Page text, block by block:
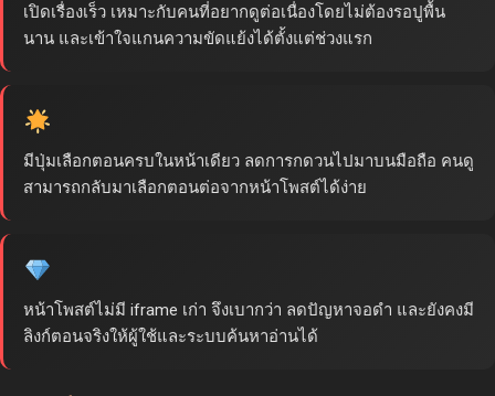
เปิดเรื่องเร็ว เหมาะกับคนที่อยากดูต่อเนื่องโดยไม่ต้องรอปูพื้น
นาน และเข้าใจแกนความขัดแย้งได้ตั้งแต่ช่วงแรก
มีปุ่มเลือกตอนครบในหน้าเดียว ลดการกดวนไปมาบนมือถือ คนดู
สามารถกลับมาเลือกตอนต่อจากหน้าโพสต์ได้ง่าย
หน้าโพสต์ไม่มี iframe เก่า จึงเบากว่า ลดปัญหาจอดำ และยังคงมี
ลิงก์ตอนจริงให้ผู้ใช้และระบบค้นหาอ่านได้